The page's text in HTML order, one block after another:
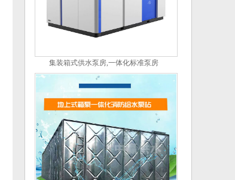
集装箱式供水泵房,一体化标准泵房